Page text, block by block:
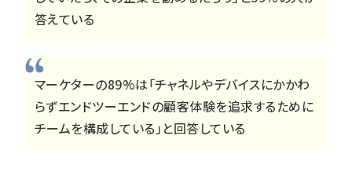
答えている
マーケターの89%は「チャネルやデバイスにかかわ
らずエンドツーエンドの顧客体験を追求するために
チームを構成している」と回答している